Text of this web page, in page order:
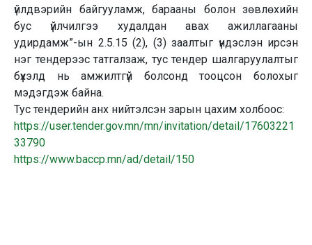
үйлдвэрийн байгууламж, барааны болон зөвлөхийн
бус үйлчилгээ худалдан авах ажиллагааны
удирдамж”-ын 2.5.15 (2), (3) заалтыг үндэслэн ирсэн
нэг тендерээс татгалзаж, тус тендер шалгаруулалтыг
бүхэлд нь амжилтгүй болсонд тооцсон болохыг
мэдэгдэж байна.
Тус тендерийн анх нийтэлсэн зарын цахим холбоос:
https://user.tender.gov.mn/mn/invitation/detail/17603221
33790
https://www.baccp.mn/ad/detail/150